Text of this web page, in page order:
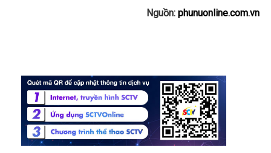
Nguồn:phunuonline.com.vn